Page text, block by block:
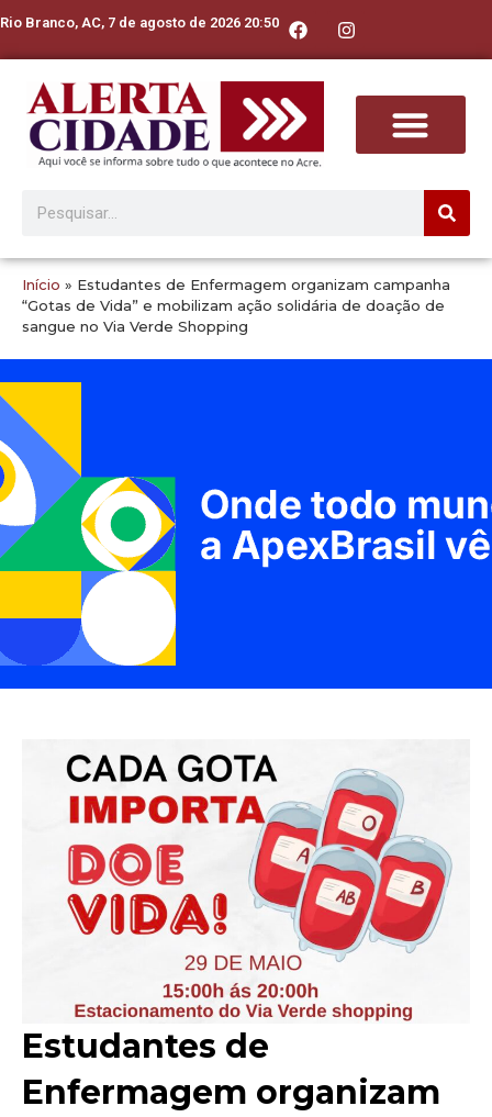
Rio Branco, AC, 7 de agosto de 2026 20:50
Início » Estudantes de Enfermagem organizam campanha
“Gotas de Vida” e mobilizam ação solidária de doação de
sangue no Via Verde Shopping
Estudantes de
Enfermagem organizam